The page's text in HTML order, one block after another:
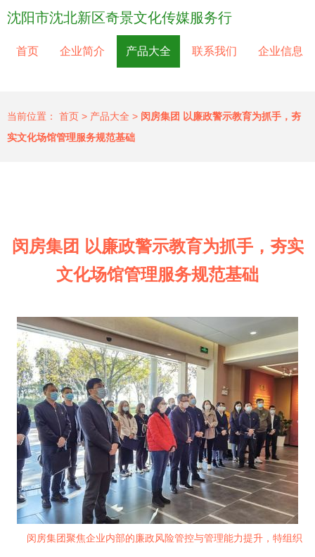
沈阳市沈北新区奇景文化传媒服务行
首页 企业简介 产品大全 联系我们 企业信息
当前位置： 首页 > 产品大全 > 闵房集团 以廉政警示教育为抓手，夯
实文化场馆管理服务规范基础
闵房集团 以廉政警示教育为抓手，夯实
文化场馆管理服务规范基础
闵房集团聚焦企业内部的廉政风险管控与管理能力提升，特组织